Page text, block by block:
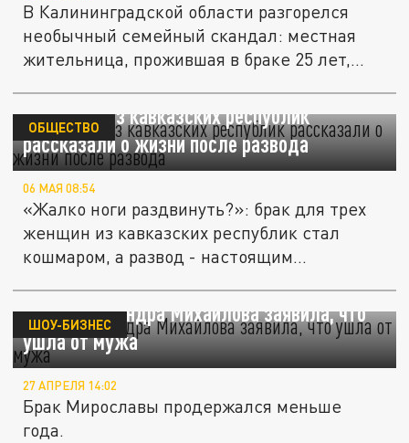
В Калининградской области разгорелся
необычный семейный скандал: местная
жительница, прожившая в браке 25 лет,...
Женщины из кавказских республик
рассказали о жизни после развода
ОБЩЕСТВО
06 МАЯ 08:54
«Жалко ноги раздвинуть?»: брак для трех
женщин из кавказских республик стал
кошмаром, а развод - настоящим...
Дочь Александра Михайлова заявила, что
ушла от мужа
ШОУ-БИЗНЕС
27 АПРЕЛЯ 14:02
Брак Мирославы продержался меньше
года.